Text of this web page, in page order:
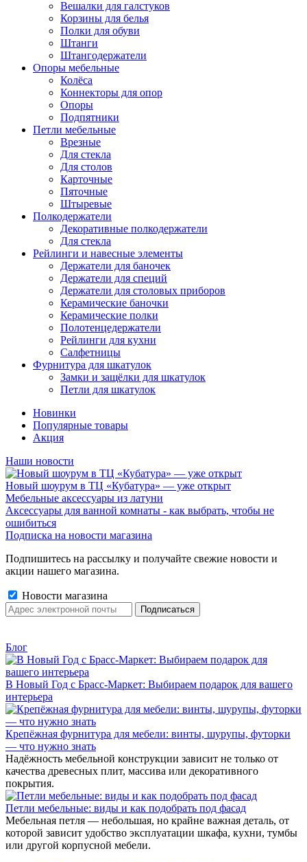
Вешалки для галстуков
Корзины для белья
Полки для обуви
Штанги
Штангодержатели
Опоры мебельные
Колёса
Коннекторы для опор
Опоры
Подпятники
Петли мебельные
Врезные
Для стекла
Для столов
Карточные
Пяточные
Штыревые
Полкодержатели
Декоративные полкодержатели
Для стекла
Рейлинги и навесные элементы
Держатели для баночек
Держатели для специй
Держатели для столовых приборов
Керамические баночки
Керамические полки
Полотенцедержатели
Рейлинги для кухни
Салфетницы
Фурнитура для шкатулок
Замки и защёлки для шкатулок
Петли для шкатулок
Новинки
Популярные товары
Акция
Наши новости
Новый шоурум в ТЦ «Кубатура» — уже открыт
Мебельные аксессуары из латуни
Аксессуары для ванной комнаты - как выбрать, чтобы не
ошибиться
Подписка на новости магазина
Подпишитесь на рассылку и получайте свежие новости и
акции нашего магазина.
Новости магазина
Блог
В Новый Год с Брасс-Маркет: Выбираем подарок для вашего
интерьера
Крепёжная фурнитура для мебели: винты, шурупы, футорки
— что нужно знать
Надёжность мебельной конструкции зависит не только от
качества древесных плит, массива или декоративного
покрытия.
Петли мебельные: виды и как подобрать под фасад
Мебельная петля — небольшая, но крайне важная деталь, от
которой зависит удобство эксплуатации шкафа, кухни, тумбы
или другой корпусной мебели.